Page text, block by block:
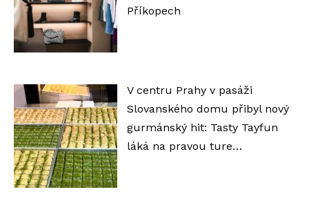
Příkopech
V centru Prahy v pasáži
Slovanského domu přibyl nový
gurmánský hit: Tasty Tayfun
láká na pravou ture…